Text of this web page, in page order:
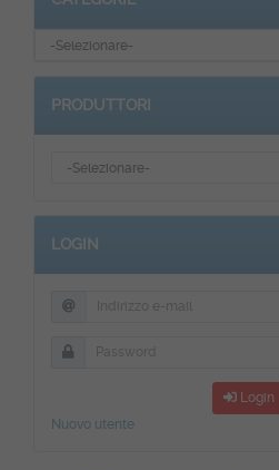
PRODUTTORI
LOGIN
Login
Nuovo utente